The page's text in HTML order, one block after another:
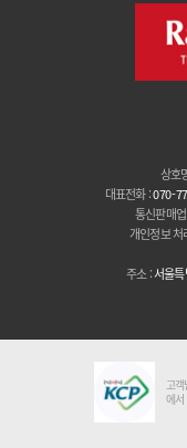
상호
대표전화 :070-
통신판매
개인정보 처
주소 :서울특
고객
에서